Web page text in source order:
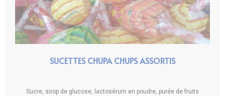
SUCETTES CHUPA CHUPS ASSORTIS
Sucre, sirop de glucose, lactosérum en poudre, purée de fruits